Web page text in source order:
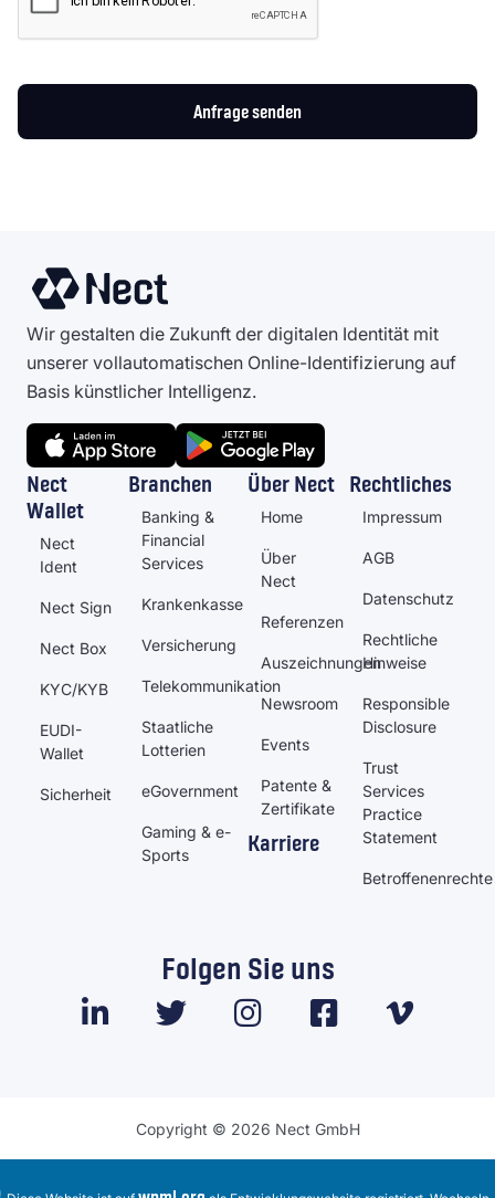
Anfrage senden
Wir gestalten die Zukunft der digitalen Identität mit
unserer vollautomatischen Online-Identifizierung auf
Basis künstlicher Intelligenz.
Nect
Wallet
Nect
Ident
Nect Sign
Nect Box
KYC/KYB
EUDI-
Wallet
Sicherheit
Branchen
Banking &
Financial
Services
Krankenkasse
Versicherung
Telekommunikation
Staatliche
Lotterien
eGovernment
Gaming & e-
Sports
Über Nect
Home
Über
Nect
Referenzen
Auszeichnungen
Newsroom
Events
Patente &
Zertifikate
Karriere
Rechtliches
Impressum
AGB
Datenschutz
Rechtliche
Hinweise
Responsible
Disclosure
Trust
Services
Practice
Statement
Betroffenenrechte
Folgen Sie uns
Copyright © 2026 Nect GmbH